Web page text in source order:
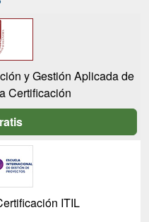
y Gestión Aplicada de
Certificación
ITIL